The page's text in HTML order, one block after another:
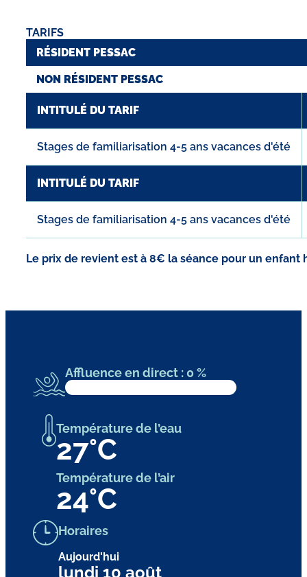
TARIFS
RÉSIDENT PESSAC
NON RÉSIDENT PESSAC
INTITULÉ DU TARIF
Stages de familiarisation 4-5 ans vacances d'été
INTITULÉ DU TARIF
Stages de familiarisation 4-5 ans vacances d'été
Le prix de revient est à 8€ la séance pour un enfant
Affluence en direct : 0 %
Température de l’eau
27°C
Température de l’air
24°C
Horaires
Aujourd'hui
lundi 10 août